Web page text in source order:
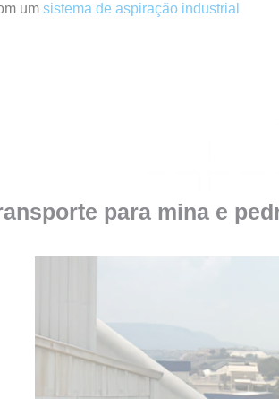
um sistema de aspiração industrial
para mina e